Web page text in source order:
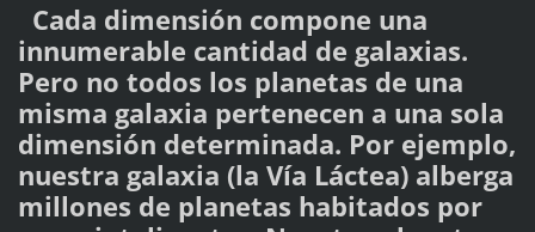
Cada dimensión compone una
innumerable cantidad de galaxias.
Pero no todos los planetas de una
misma galaxia pertenecen a una sola
dimensión determinada. Por ejemplo,
nuestra galaxia (la Vía Láctea) alberga
millones de planetas habitados por